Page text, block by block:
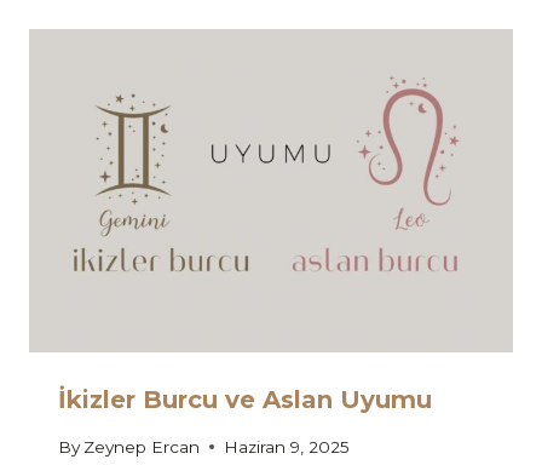
İkizler Burcu ve Aslan Uyumu
By Zeynep Ercan Haziran 9, 2025